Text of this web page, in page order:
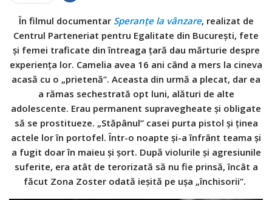
În filmul documentar Speranțe la vânzare, realizat de
Centrul Parteneriat pentru Egalitate din București, fete
și femei traficate din întreaga țară dau mărturie despre
experiența lor. Camelia avea 16 ani când a mers la cineva
acasă cu o „prietenă”. Aceasta din urmă a plecat, dar ea
a rămas sechestrată opt luni, alături de alte
adolescente. Erau permanent supravegheate și obligate
să se prostitueze. „Stăpânul” casei purta pistol și ținea
actele lor în portofel. Într-o noapte și-a înfrânt teama și
a fugit doar în maieu și șort. După violurile și agresiunile
suferite, era atât de terorizată să nu fie prinsă, încât a
făcut Zona Zoster odată ieșită pe ușa „închisorii”.